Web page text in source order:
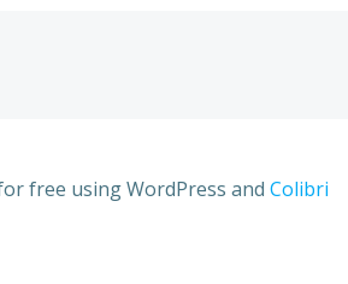
free using WordPress and Colibri